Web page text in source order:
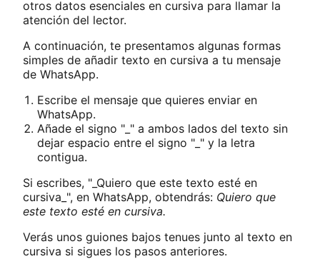
otros datos esenciales en cursiva para llamar la
atención del lector.
A continuación, te presentamos algunas formas
simples de añadir texto en cursiva a tu mensaje
de WhatsApp.
Escribe el mensaje que quieres enviar en
WhatsApp.
Añade el signo "_" a ambos lados del texto sin
dejar espacio entre el signo "_" y la letra
contigua.
Si escribes, "_Quiero que este texto esté en
cursiva_", en WhatsApp, obtendrás: Quiero que
este texto esté en cursiva.
Verás unos guiones bajos tenues junto al texto en
cursiva si sigues los pasos anteriores.